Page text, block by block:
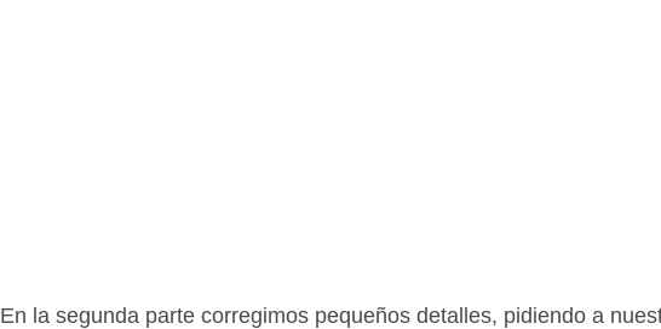
En la segunda parte corregimos pequeños detalles, pidiendo a